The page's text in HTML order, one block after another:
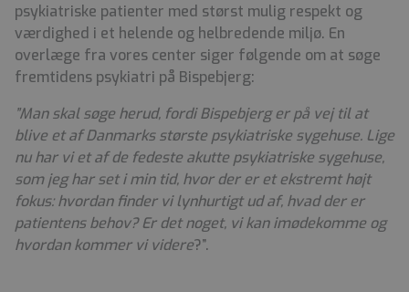
psykiatriske patienter med størst mulig respekt og
værdighed i et helende og helbredende miljø. En
overlæge fra vores center siger følgende om at søge
fremtidens psykiatri på Bispebjerg:
”Man skal søge herud, fordi Bispebjerg er på vej til at
blive et af Danmarks største psykiatriske sygehuse. Lige
nu har vi et af de fedeste akutte psykiatriske sygehuse,
som jeg har set i min tid, hvor der er et ekstremt højt
fokus: hvordan finder vi lynhurtigt ud af, hvad der er
patientens behov? Er det noget, vi kan imødekomme og
hvordan kommer vi videre?”.